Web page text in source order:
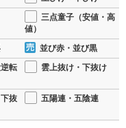
三点童子（安値・高
値）
並び赤・並び黒
転 雲上抜け・下抜け
抜
五陽連・五陰連